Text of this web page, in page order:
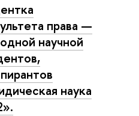
права —
научной
наука